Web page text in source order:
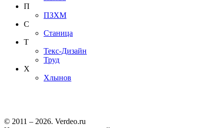
П
ПЗХМ
С
Станица
Т
Текс-Дизайн
Труд
Х
Хлынов
© 2011 – 2026. Verdeo.ru